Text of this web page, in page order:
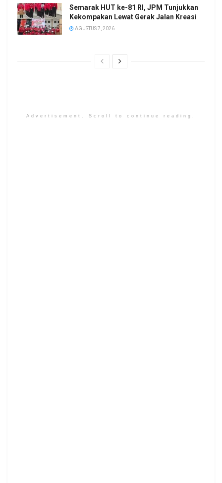
Semarak HUT ke-81 RI, JPM Tunjukkan
Kekompakan Lewat Gerak Jalan Kreasi
AGUSTUS 7, 2026
Advertisement. Scroll to continue reading.